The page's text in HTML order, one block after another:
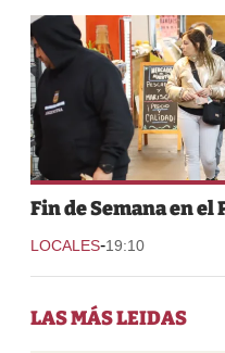
Fin de Semana en el
LOCALES-19:10
LAS MÁS LEIDAS